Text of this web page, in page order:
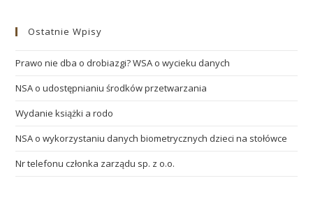
Ostatnie Wpisy
Prawo nie dba o drobiazgi? WSA o wycieku danych
NSA o udostępnianiu środków przetwarzania
Wydanie książki a rodo
NSA o wykorzystaniu danych biometrycznych dzieci na stołówce
Nr telefonu członka zarządu sp. z o.o.